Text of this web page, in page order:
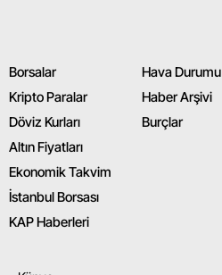
Borsalar
Kripto Paralar
Döviz Kurları
Altın Fiyatları
Ekonomik Takvim
İstanbul Borsası
KAP Haberleri
Hava Durumu
Haber Arşivi
Burçlar